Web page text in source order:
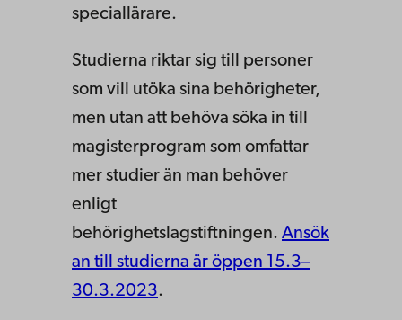
speciallärare.
Studierna riktar sig till personer
som vill utöka sina behörigheter,
men utan att behöva söka in till
magisterprogram som omfattar
mer studier än man behöver
enligt
behörighetslagstiftningen. Ansök
an till studierna är öppen 15.3–
30.3.2023.